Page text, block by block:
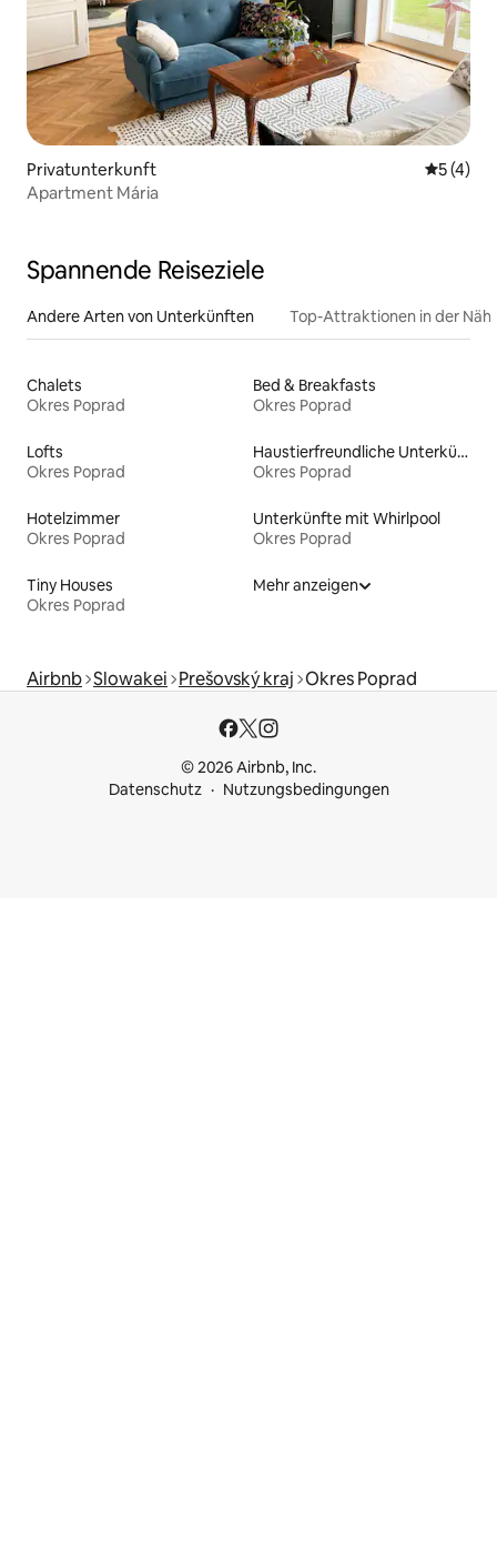
Privatunterkunft
5 (4)
Apartment Mária
Spannende Reiseziele
Andere Arten von Unterkünften Top-Attraktionen in der
Chalets
Okres Poprad
Bed & Breakfasts
Okres Poprad
Lofts
Okres Poprad
Haustierfreundliche Unterkünfte
Okres Poprad
Hotelzimmer
Okres Poprad
Unterkünfte mit Whirlpool
Okres Poprad
Tiny Houses
Okres Poprad
Mehr anzeigen
Airbnb Slowakei Prešovský kraj Okres Poprad
© 2026 Airbnb, Inc.
Datenschutz
Nutzungsbedingungen